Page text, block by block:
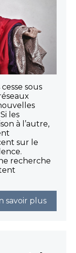
sous
les
à l’autre,
sur le
recherche
savoir plus